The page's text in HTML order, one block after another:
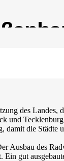
des Landes,
und
die Städte
Ausbau des
gut